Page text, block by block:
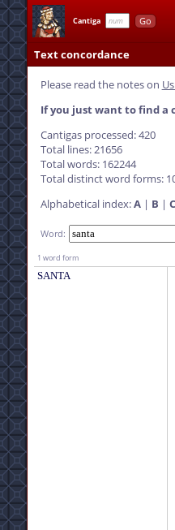
Cantiga Go
Text concordance
Please read the notes on
If you just want to find a
Cantigas processed: 420
Total lines: 21656
Total words: 162244
Total distinct word forms:
Alphabetical index:A| B | C
Word:
1 word form
SANTA